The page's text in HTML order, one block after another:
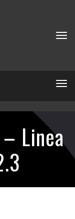
– Linea